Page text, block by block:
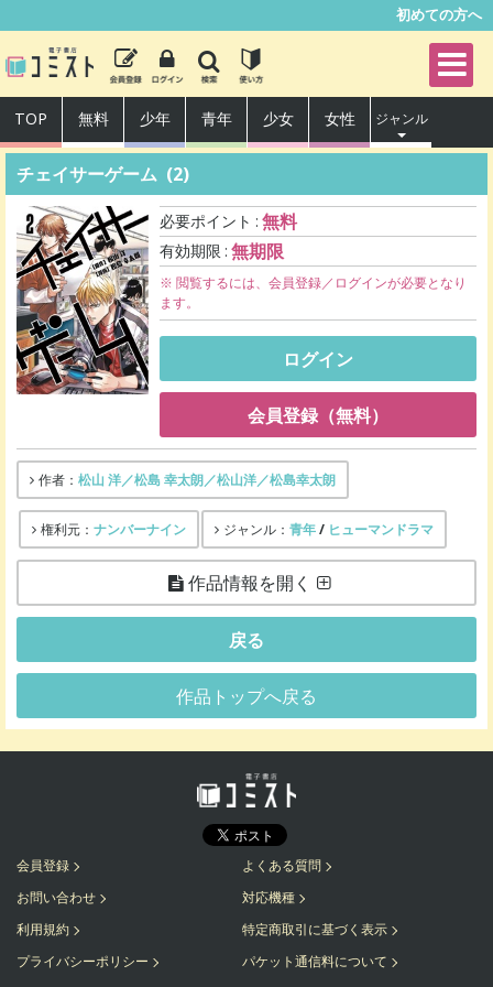
初めての方へ
TOP 無料 少年 青年 少女 女性 ジャンル
チェイサーゲーム (2)
必要ポイント 無料
有効期限 無期限
※ 閲覧するには、会員登録／ログインが必要となり
ます。
ログイン
会員登録（無料）
作者： 松山 洋／松島 幸太朗／松山洋／松島幸太朗
権利元： ナンバーナイン ジャンル： 青年/ ヒューマンドラマ
作品情報を開く
戻る
作品トップへ戻る
会員登録
よくある質問
お問い合わせ
対応機種
利用規約
特定商取引に基づく表示
プライバシーポリシー
パケット通信料について